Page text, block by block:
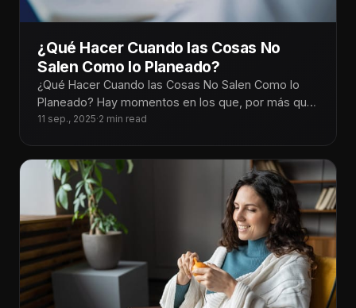
¿Qué Hacer Cuando las Cosas No
Salen Como lo Planeado?
¿Qué Hacer Cuando las Cosas No Salen Como lo
Planeado? Hay momentos en los que, por más que
planeamos cada
11 sep., 2025·2 min read